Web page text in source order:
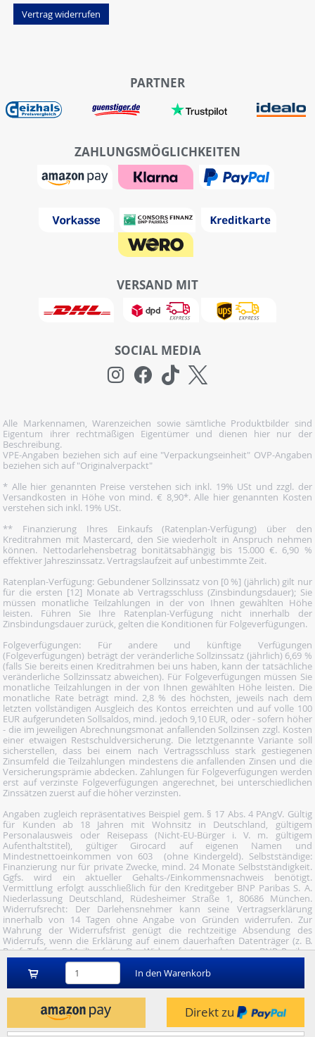
In den Warenkorb
Direkt zu
Vertrag widerrufen
PARTNER
ZAHLUNGSMÖGLICHKEITEN
VERSAND MIT
SOCIAL MEDIA
Alle Markennamen, Warenzeichen sowie sämtliche Produktbilder sind
Eigentum ihrer rechtmäßigen Eigentümer und dienen hier nur der
Beschreibung.
VPE-Angaben beziehen sich auf eine "Verpackungseinheit" OVP-Angaben
beziehen sich auf "Originalverpackt"
* Alle hier genannten Preise verstehen sich inkl. 19% USt und zzgl. der
Versandkosten in Höhe von mind. € 8,90*. Alle hier genannten Kosten
verstehen sich inkl. 19% USt.
** Finanzierung Ihres Einkaufs (Ratenplan-Verfügung) über den
Kreditrahmen mit Mastercard, den Sie wiederholt in Anspruch nehmen
können. Nettodarlehensbetrag bonitätsabhängig bis 15.000 €. 6,90 %
effektiver Jahreszinssatz. Vertragslaufzeit auf unbestimmte Zeit.
Ratenplan-Verfügung: Gebundener Sollzinssatz von [0 %] (jährlich) gilt nur
für die ersten [12] Monate ab Vertragsschluss (Zinsbindungsdauer); Sie
müssen monatliche Teilzahlungen in der von Ihnen gewählten Höhe
leisten. Führen Sie Ihre Ratenplan-Verfügung nicht innerhalb der
Zinsbindungsdauer zurück, gelten die Konditionen für Folgeverfügungen.
Folgeverfügungen: Für andere und künftige Verfügungen
(Folgeverfügungen) beträgt der veränderliche Sollzinssatz (jährlich) 6,69 %
(falls Sie bereits einen Kreditrahmen bei uns haben, kann der tatsächliche
veränderliche Sollzinssatz abweichen). Für Folgeverfügungen müssen Sie
monatliche Teilzahlungen in der von Ihnen gewählten Höhe leisten. Die
monatliche Rate beträgt mind. 2,8 % des höchsten, jeweils nach dem
letzten vollständigen Ausgleich des Kontos erreichten und auf volle 100
EUR aufgerundeten Sollsaldos, mind. jedoch 9,10 EUR, oder - sofern höher
- die im jeweiligen Abrechnungsmonat anfallenden Sollzinsen zzgl. Kosten
einer etwaigen Restschuldversicherung. Die letztgenannte Variante soll
sicherstellen, dass bei einem nach Vertragsschluss stark gestiegenen
Zinsumfeld die Teilzahlungen mindestens die anfallenden Zinsen und die
Versicherungsprämie abdecken. Zahlungen für Folgeverfügungen werden
erst auf verzinste Folgeverfügungen angerechnet, bei unterschiedlichen
Zinssätzen zuerst auf die höher verzinsten.
Angaben zugleich repräsentatives Beispiel gem. § 17 Abs. 4 PAngV. Gültig
für Kunden ab 18 Jahren mit Wohnsitz in Deutschland, gültigem
Personalausweis oder Reisepass (Nicht-EU-Bürger i. V. m. gültigem
Aufenthaltstitel), gültiger Girocard auf eigenen Namen und
Mindestnettoeinkommen von 603  (ohne Kindergeld). Selbstständige:
Finanzierung nur für private Zwecke, mind. 24 Monate Selbstständigkeit.
Ggfs. wird ein aktueller Gehalts-/Einkommensnachweis benötigt.
Vermittlung erfolgt ausschließlich für den Kreditgeber BNP Paribas S. A.
Niederlassung Deutschland, Rüdesheimer Straße 1, 80686 München.
Widerrufsrecht: Der Darlehensnehmer kann seine Vertragserklärung
innerhalb von 14 Tagen ohne Angabe von Gründen widerrufen. Zur
Wahrung der Widerrufsfrist genügt die rechtzeitige Absendung des
Widerrufs, wenn die Erklärung auf einem dauerhaften Datenträger (z. B.
Brief, Telefax, E-Mail) erfolgt. Der Widerruf ist zu richten an: BNP Paribas
S.A. Niederlassung Deutschland, Wuhanstraße 5, 47051 Duisburg (Fax: 02
03/34 69 54-09; Tel.: 02 03/34 69 54-02; E- Mail:
widerruf@consorsfinanz.de).
Nutze unser Midnight-Shopping und bestelle versandkostenfrei.
Genauere Infos findest du